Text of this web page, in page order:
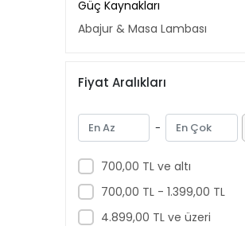
Güç Kaynakları
Abajur & Masa Lambası
Fiyat Aralıkları
-
700,00 TL ve altı
700,00 TL - 1.399,00 TL
4.899,00 TL ve üzeri